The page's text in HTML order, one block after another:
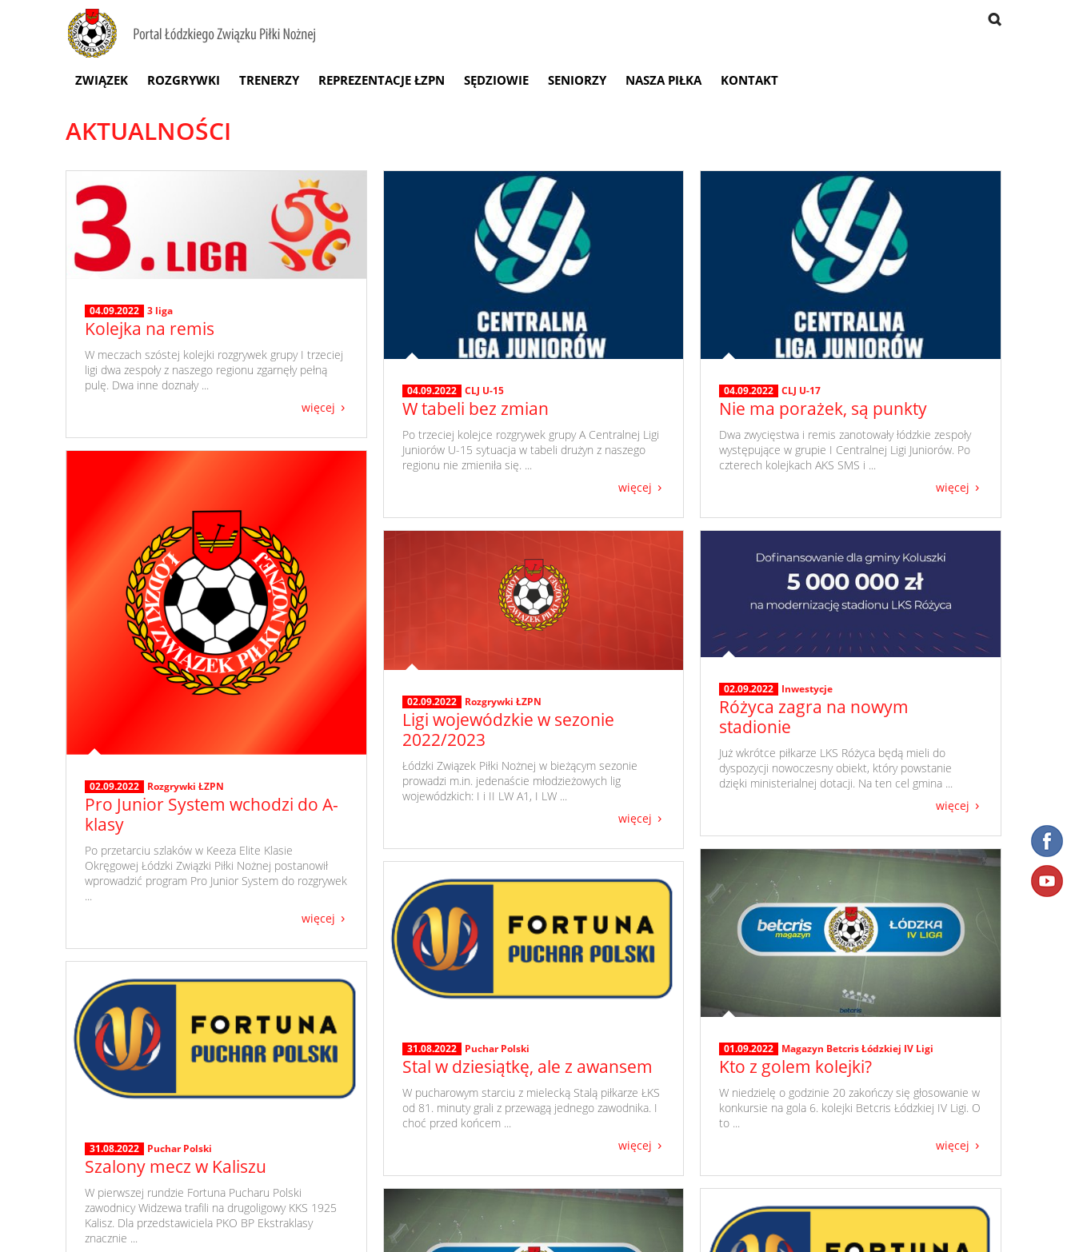
ZWIĄZEK ROZGRYWKI TRENERZY REPREZENTACJE ŁZPN SĘDZIOWIE SENIORZY NASZA PIŁKA KONTAKT
AKTUALNOŚCI
04.09.2022 3 liga
Kolejka na remis
​ W meczach szóstej kolejki rozgrywek grupy I trzeciej
ligi dwa zespoły z naszego regionu zgarnęły pełną
pulę. Dwa inne doznały ...
więcej
04.09.2022 CLJ U-15
W tabeli bez zmian
​ Po trzeciej kolejce rozgrywek grupy A Centralnej Ligi
Juniorów U-15 sytuacja w tabeli drużyn z naszego
regionu nie zmieniła się. ...
więcej
04.09.2022 CLJ U-17
Nie ma porażek, są punkty
​ Dwa zwycięstwa i remis zanotowały łódzkie zespoły
występujące w grupie I Centralnej Ligi Juniorów. Po
czterech kolejkach AKS SMS i ...
więcej
02.09.2022 Rozgrywki ŁZPN
Pro Junior System wchodzi do A-
klasy
​ Po przetarciu szlaków w Keeza Elite Klasie
Okręgowej Łódzki Związki Piłki Nożnej postanowił
wprowadzić program Pro Junior System do rozgrywek
...
więcej
02.09.2022 Rozgrywki ŁZPN
Ligi wojewódzkie w sezonie
2022/2023
​ Łódzki Związek Piłki Nożnej w bieżącym sezonie
prowadzi m.in. jedenaście młodzieżowych lig
wojewódzkich: I i II LW A1, I LW ...
więcej
02.09.2022 Inwestycje
Różyca zagra na nowym
stadionie
​ Już wkrótce piłkarze LKS Różyca będą mieli do
dyspozycji nowoczesny obiekt, który powstanie
dzięki ministerialnej dotacji. Na ten cel gmina ...
więcej
01.09.2022 Magazyn Betcris Łódzkiej IV Ligi
Kto z golem kolejki?
​ W niedzielę o godzinie 20 zakończy się głosowanie w
konkursie na gola 6. kolejki Betcris Łódzkiej IV Ligi. O
to ...
więcej
31.08.2022 Puchar Polski
Stal w dziesiątkę, ale z awansem
​ W pucharowym starciu z mielecką Stalą piłkarze ŁKS
od 81. minuty grali z przewagą jednego zawodnika. I
choć przed końcem ...
więcej
31.08.2022 Puchar Polski
Szalony mecz w Kaliszu
​ W pierwszej rundzie Fortuna Pucharu Polski
zawodnicy Widzewa trafili na drugoligowy KKS 1925
Kalisz. Dla przedstawiciela PKO BP Ekstraklasy
znacznie ...